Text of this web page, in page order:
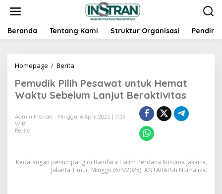
t
Beranda Tentang Kami Struktur Organisasi Pendiri
Homepage / Berita
m
u
d
k
h
P
Pemudik Pilih Pesawat untuk Hemat
Waktu Sebelum Lanjut Beraktivitas
Admin Instran
Minggu, 6 April 2025 | 11:39
WIB
Berita
Kedatangan penumpang di Bandara Halim Perdana Kusuma Jakarta,
Jakarta Timur, Minggu (6/4/2025). ANTARA/Siti Nurhaliza.